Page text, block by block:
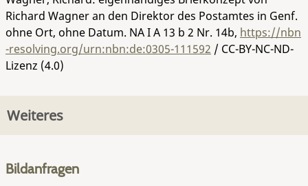
Richard Wagner an den Direktor des Postamtes in Genf.
ohne Ort, ohne Datum. NA I A 13 b 2 Nr. 14b, https://nbn
-resolving.org/urn:nbn:de:0305-111592 / CC-BY-NC-ND-
Lizenz (4.0)
Weiteres
Bildanfragen